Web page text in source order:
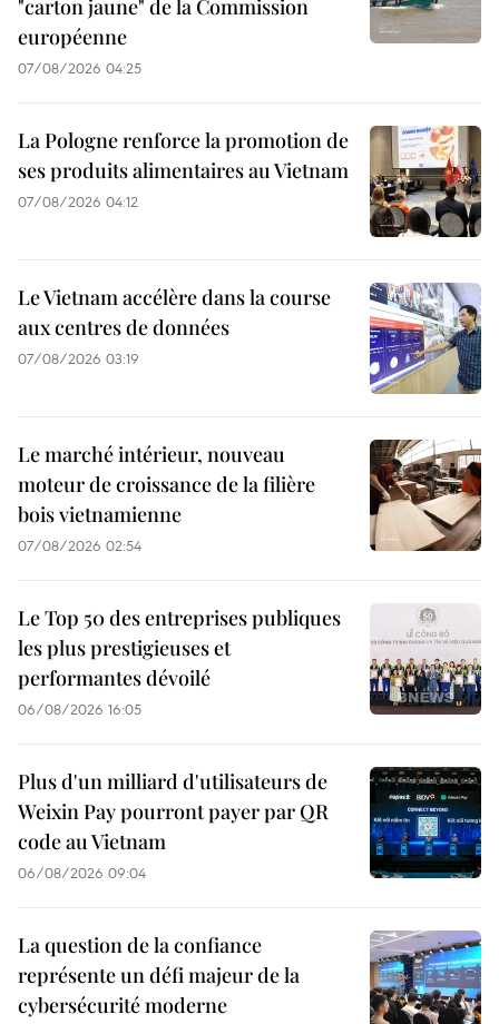
"carton jaune" de la Commission
européenne
07/08/2026 04:25
La Pologne renforce la promotion de
ses produits alimentaires au Vietnam
07/08/2026 04:12
Le Vietnam accélère dans la course
aux centres de données
07/08/2026 03:19
Le marché intérieur, nouveau
moteur de croissance de la filière
bois vietnamienne
07/08/2026 02:54
Le Top 50 des entreprises publiques
les plus prestigieuses et
performantes dévoilé
06/08/2026 16:05
Plus d'un milliard d'utilisateurs de
Weixin Pay pourront payer par QR
code au Vietnam
06/08/2026 09:04
La question de la confiance
représente un défi majeur de la
cybersécurité moderne